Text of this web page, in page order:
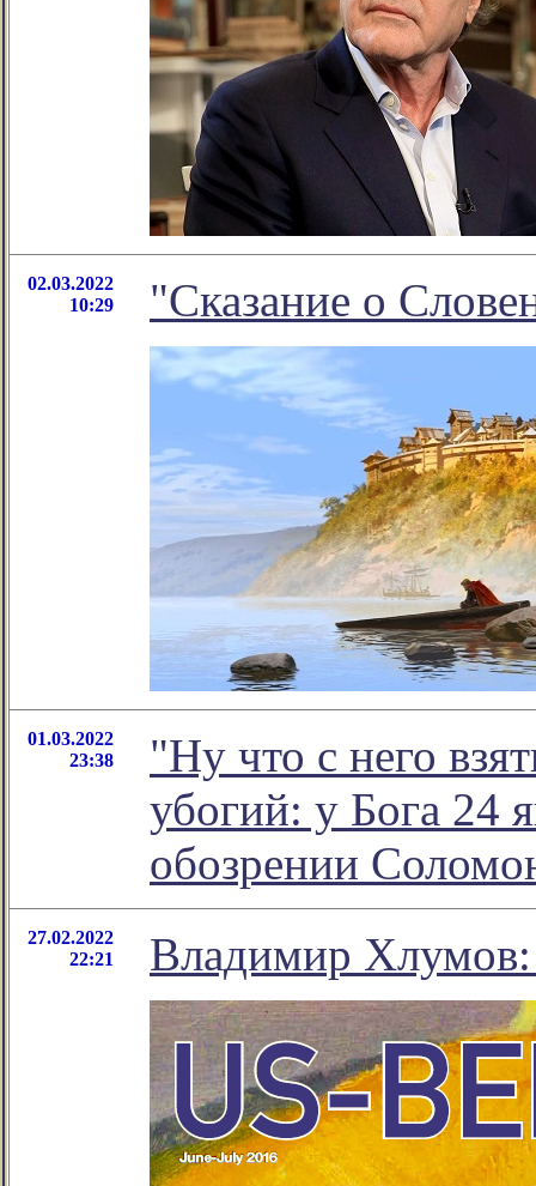
02.03.2022
10:29
"Сказание о
01.03.2022
23:38
"Ну что с него
убогий: у Бога 24
обозрении
27.02.2022
22:21
Владимир